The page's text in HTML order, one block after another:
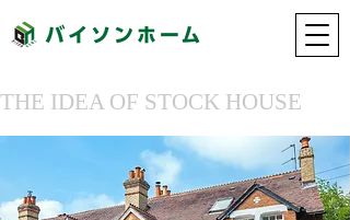
THE IDEA OF STOCK HOUSE